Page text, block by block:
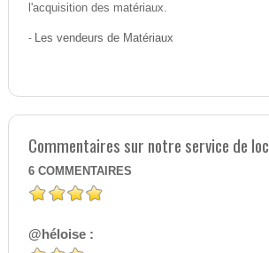
l'acquisition des matériaux.
- Les vendeurs de Matériaux
Commentaires sur notre service de
6 COMMENTAIRES
@héloise :